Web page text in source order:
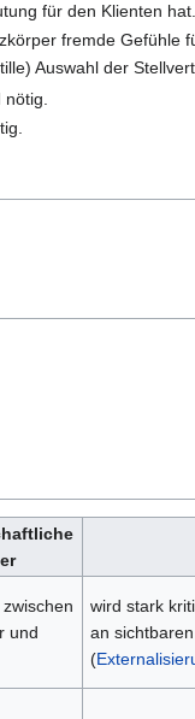
für den Klienten
fremde Gefühle
Auswahl der
nötig.
und
wird stark
an
(